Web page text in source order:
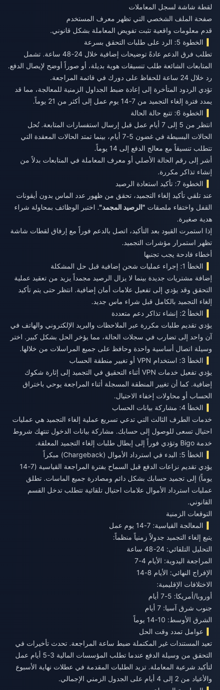
لقطة شاشة لسجل المعاملات
صفحة الملف الشخصي التي تظهر معرف المستخدم
قدم معلومات واقعية تثبت تفويض المعاملة بشكل قانوني.
الخطوة 5: الرد على طلبات التحقق بسرعة
تطلب فرق الدعم عادةً توضيحات إضافية خلال 24-48 ساعة. تشمل
المتابعات الشائعة طلب تنسيقات هوية بديلة، أو صوراً أوضح لإيصال الدفع.
رد خلال 24 ساعة للحفاظ على دورك في قائمة المراجعة.
تؤدي الردود المتأخرة إلى إعادة ضبط الجداول الزمنية للمعالجة، مما قد
يمدد فترة إلغاء التجميد من 7-14 يوم عمل إلى أكثر من 21 يوماً.
الخطوة 6: تتبع حالة الحالة
انتظر من 5 إلى 7 أيام عمل قبل إرسال استفسارات المتابعة. تُحل
الحالات البسيطة في غضون 5-7 أيام، بينما تمتد الحالات المعقدة التي
تتطلب تنسيقاً مع معالج الدفع إلى 14 يوماً.
أشر إلى رقم الحالة الأصلي أو معرف المعاملة في المتابعات بدلاً من
إنشاء تذاكر مكررة.
الخطوة 7: تأكيد استعادة الرصيد
عند تلقي تأكيد إلغاء التجميد، تحقق من ظهور عدد الماس بدون أيقونات
القفل واختفاء ملصقات "الرصيد المجمد". اختبر الوظائف بمحاولة شراء
هدية صغيرة.
إذا استمرت القيود بعد التأكيد، اتصل بالدعم فوراً مع إرفاق لقطات شاشة
تظهر استمرار مؤشرات التجميد.
أخطاء فادحة يجب تجنبها
الخطأ 1: إجراء عمليات شحن إضافية قبل حل المشكلة
إضافة مشتريات جديدة بينما لا يزال الرصيد مجمداً يزيد من تعقيد عملية
التحقق وقد يؤدي إلى تفعيل علامات أمان إضافية. انتظر حتى يتم تأكيد
إلغاء التجميد بالكامل قبل شراء ماس جديد.
الخطأ 2: إنشاء تذاكر دعم متعددة
يؤدي تقديم طلبات مكررة عبر الملاحظات والبريد الإلكتروني والهاتف في
آن واحد إلى تضارب في سجلات الحالة، مما يؤخر الحل بشكل كبير. اختر
وسيلة اتصال أساسية واحدة وحافظ على جميع المراسلات من خلالها.
الخطأ 3: استخدام VPN أو تغيير منطقة الحساب
يؤدي تفعيل خدمات VPN أثناء التحقيق في التجميد إلى إثارة شكوك
إضافية. كما أن تغيير المنطقة المسجلة أثناء المراجعة يوحي باختراق
الحساب أو محاولات إخفاء الاحتيال.
الخطأ 4: مشاركة بيانات الحساب
خدمات الطرف الثالث التي تدعي تسريع عملية إلغاء التجميد هي عمليات
احتيال تسعى للوصول إلى حسابك. مشاركة بيانات الدخول تنتهك شروط
خدمة Bigo وتؤدي فوراً إلى إبطال طلبات إلغاء التجميد المعلقة.
الخطأ 5: البدء في استرداد الأموال (Chargeback) مبكراً
يؤدي تقديم نزاعات الدفع قبل السماح بفترة المراجعة القياسية (7-14
يوماً) إلى تجميد حسابك بشكل دائم ومصادرة جميع الماسات. تطلق
عمليات استرداد الأموال علامات احتيال تلقائية تتطلب تدخل القسم
القانوني.
التوقعات الزمنية
المعالجة القياسية: 7-14 يوم عمل
يتبع إلغاء التجميد جدولاً زمنياً منظماً:
التحليل التلقائي: 24-48 ساعة
المراجعة اليدوية: الأيام 4-7
الإفراج النهائي: الأيام 8-14
الاختلافات الإقليمية:
أوروبا/أمريكا: 5-7 أيام
جنوب شرق آسيا: 7 أيام
الشرق الأوسط: 10-14 يوماً
عوامل تمدد وقت الحل
تعيد المستندات غير المكتملة ضبط ساعة المراجعة. تحدث تأخيرات في
التحقق من وسيلة الدفع عندما تطلب المؤسسات المالية 3-5 أيام عمل
لتأكيد شرعية المعاملة. تزيد الطلبات المقدمة في عطلات نهاية الأسبوع
والأعياد من 2 إلى 4 أيام على الجدول الزمني الإجمالي.